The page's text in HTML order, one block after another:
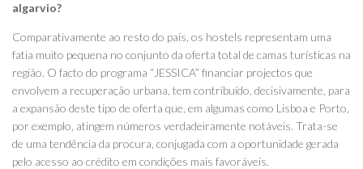
algarvio?
Comparativamente ao resto do país, os hostels representam uma
fatia muito pequena no conjunto da oferta total de camas turísticas na
região. O facto do programa “JESSICA” financiar projectos que
envolvem a recuperação urbana, tem contribuído, decisivamente, para
a expansão deste tipo de oferta que, em algumas como Lisboa e Porto,
por exemplo, atingem números verdadeiramente notáveis. Trata-se
de uma tendência da procura, conjugada com a oportunidade gerada
pelo acesso ao crédito em condições mais favoráveis.